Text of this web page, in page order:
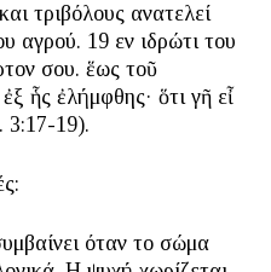
τριβόλους ανατελεί
αγρού. 19 εν ιδρώτι του
σου. ἕως τοῦ
ἧς ἐλήμφθης· ὅτι γῆ εἶ
3:17-19).
όταν το σώμα